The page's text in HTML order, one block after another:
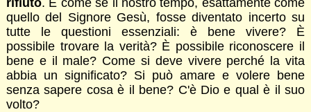
quello del Signore Gesù, fosse diventato incerto su
tutte le questioni essenziali: è bene vivere? È
possibile trovare la verità? È possibile riconoscere il
bene e il male? Come si deve vivere perché la vita
abbia un significato? Si può amare e volere bene
senza sapere cosa è il bene? C'è Dio e qual è il suo
volto?